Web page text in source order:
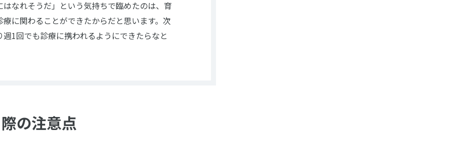
なれそうだ」という気持ちで臨めたのは、育
に関わることができたからだと思います。次
1回でも診療に携われるようにできたらなと
の注意点